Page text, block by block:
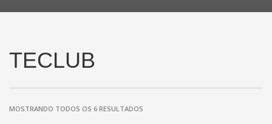
TECLUB
MOSTRANDO TODOS OS 6 RESULTADOS